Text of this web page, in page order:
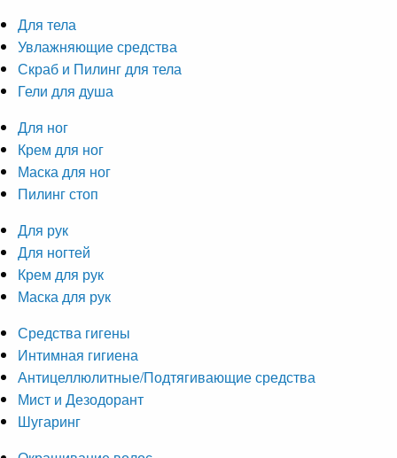
Для тела
Увлажняющие средства
Скраб и Пилинг для тела
Гели для душа
Для ног
Крем для ног
Маска для ног
Пилинг стоп
Для рук
Для ногтей
Крем для рук
Маска для рук
Средства гигены
Интимная гигиена
Антицеллюлитные/Подтягивающие средства
Мист и Дезодорант
Шугаринг